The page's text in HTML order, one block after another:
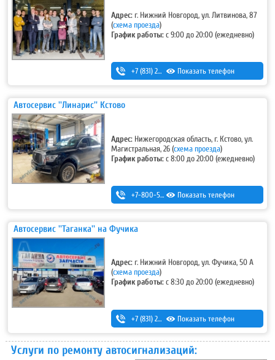
Адрес: г. Нижний Новгород, ул. Литвинова, 87
(схема проезда)
График работы:с 9:00 до 20:00 (ежедневно)
+7 (831) 280-69-88 Показать телефон
Автосервис ''Линарис'' Кстово
Адрес: Нижегородская область, г. Кстово, ул.
Магистральная, 26(схема проезда)
График работы:с 8:00 до 20:00 (ежедневно)
+7-800-500-32-89 ,+7 (831) 232-40-20
Показать телефон
Автосервис ''Таганка'' на Фучика
Адрес: г. Нижний Новгород, ул. Фучика, 50 А
(схема проезда)
График работы:с 8:30 до 20:00 (ежедневно)
+7 (831) 256-85-42 ,+7 (831) 256-12-73
Показать телефон
Услуги по ремонту автосигнализаций: